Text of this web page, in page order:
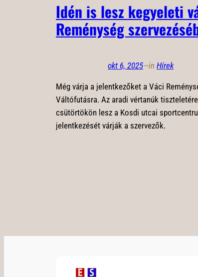
Idén is lesz kegyeleti
Reménység
okt 6, 2025—in Hírek
Még várja a jelentkezőket a Váci
Váltófutásra. Az aradi vértanúk
csütörtökön lesz a Kosdi utcai
jelentkezését várják a szervezők.